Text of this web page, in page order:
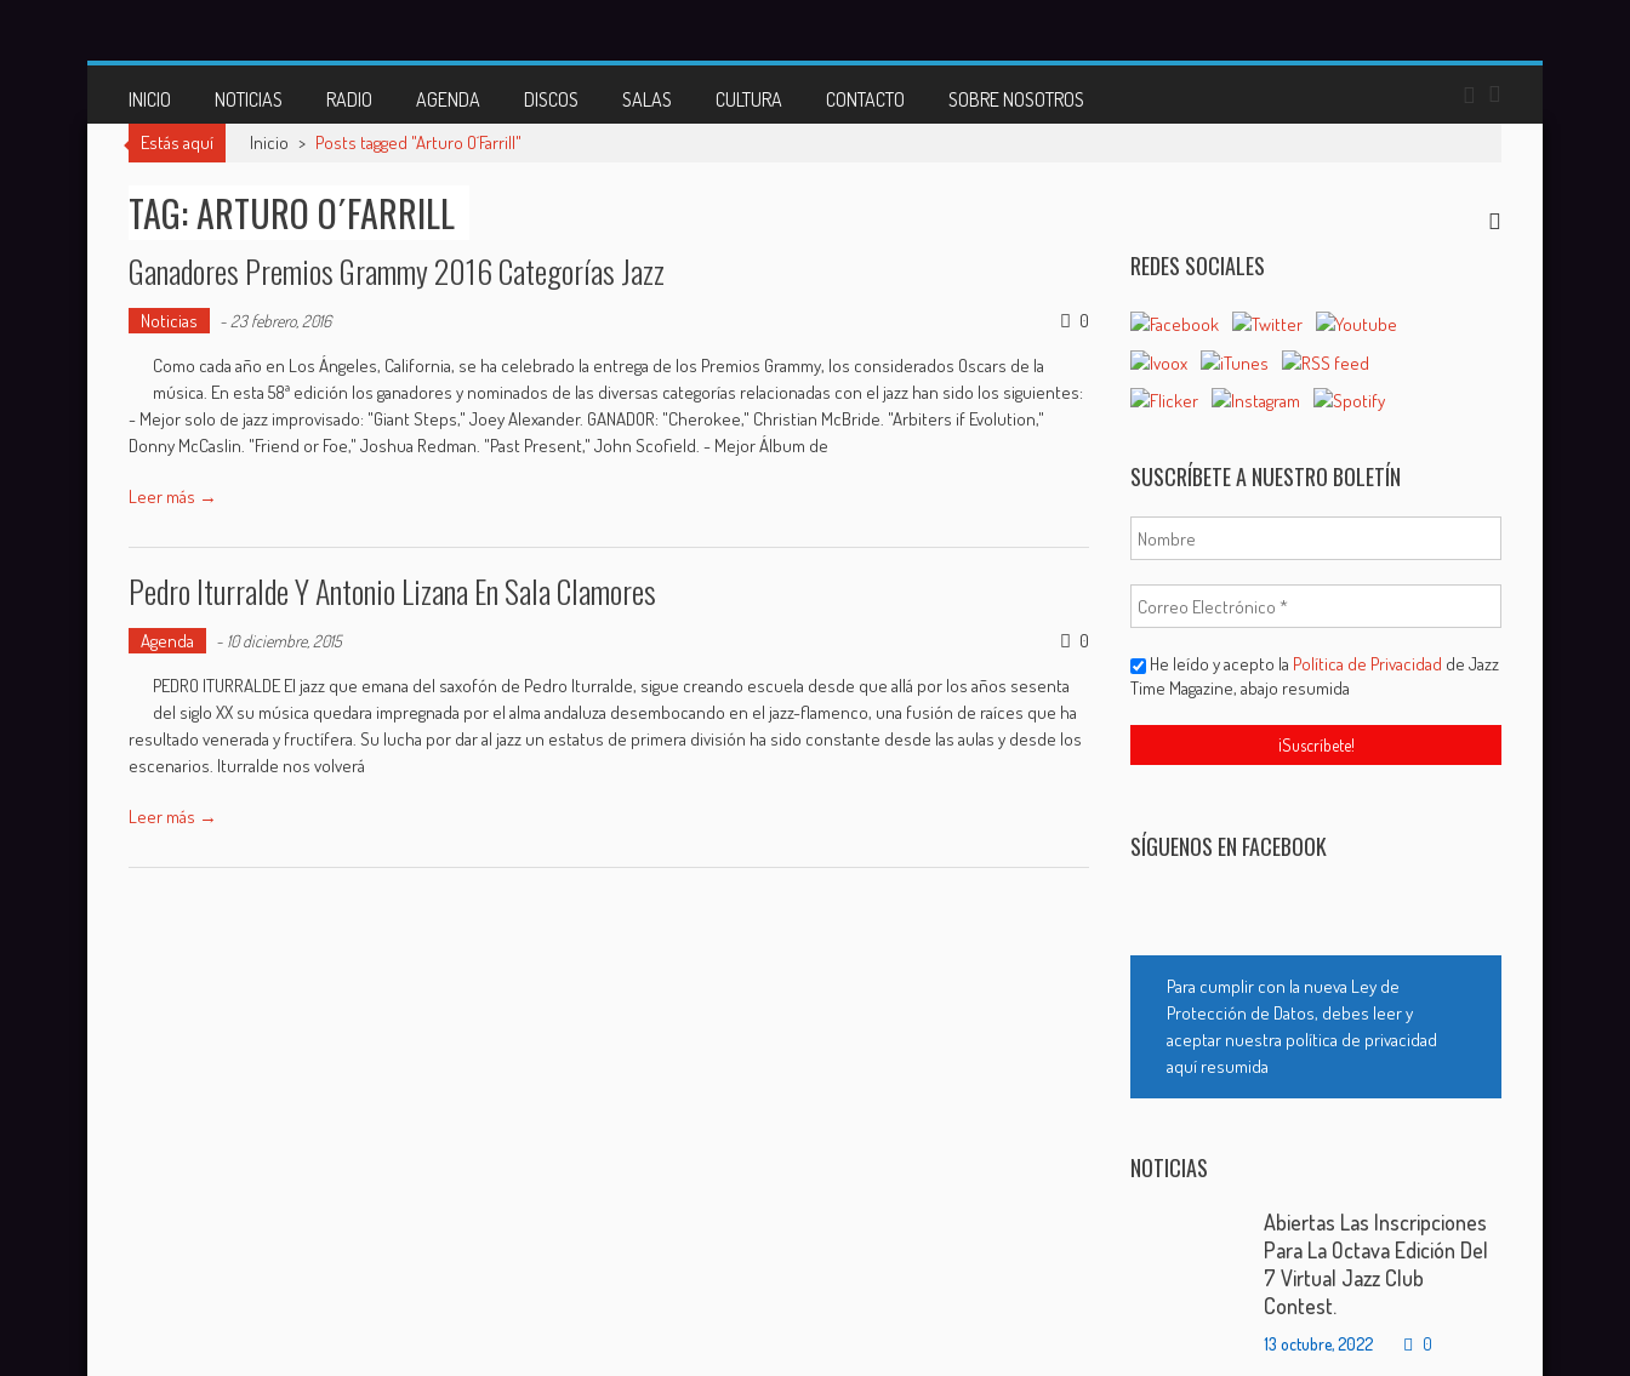
content
INICIO NOTICIAS RADIO AGENDA DISCOS SALAS CULTURA CONTACTO SOBRE NOSOTROS
Estás aquí Inicio > Posts tagged "Arturo O´Farrill"
TAG: ARTURO O´FARRILL
Ganadores Premios Grammy 2016 Categorías Jazz
Noticias - 23 febrero, 2016
0
Como cada año en Los Ángeles, California, se ha celebrado la entrega de los Premios Grammy, los considerados Oscars de la
música. En esta 58ª edición los ganadores y nominados de las diversas categorías relacionadas con el jazz han sido los siguientes:
- Mejor solo de jazz improvisado: "Giant Steps," Joey Alexander. GANADOR: "Cherokee," Christian McBride. "Arbiters if Evolution,"
Donny McCaslin. "Friend or Foe," Joshua Redman. "Past Present," John Scofield. - Mejor Álbum de
Leer más →
Pedro Iturralde Y Antonio Lizana En Sala Clamores
Agenda - 10 diciembre, 2015
0
PEDRO ITURRALDE El jazz que emana del saxofón de Pedro Iturralde, sigue creando escuela desde que allá por los años sesenta
del siglo XX su música quedara impregnada por el alma andaluza desembocando en el jazz-flamenco, una fusión de raíces que ha
resultado venerada y fructífera. Su lucha por dar al jazz un estatus de primera división ha sido constante desde las aulas y desde los
escenarios. Iturralde nos volverá
Leer más →
REDES SOCIALES
SUSCRÍBETE A NUESTRO BOLETÍN
He leído y acepto la Política de Privacidad de Jazz
Time Magazine, abajo resumida
SÍGUENOS EN FACEBOOK
Para cumplir con la nueva Ley de
Protección de Datos, debes leer y
aceptar nuestra política de privacidad
aquí resumida
NOTICIAS
Abiertas Las Inscripciones
Para La Octava Edición Del
7 Virtual Jazz Club
Contest.
13 octubre, 2022 0